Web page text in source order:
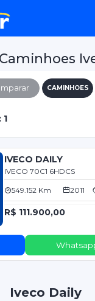
CAMINHOES
IVECO DAILY
IVECO 70C1 6HDCS
549.152 Km 2011
R$ 111.900,00
Iveco Daily